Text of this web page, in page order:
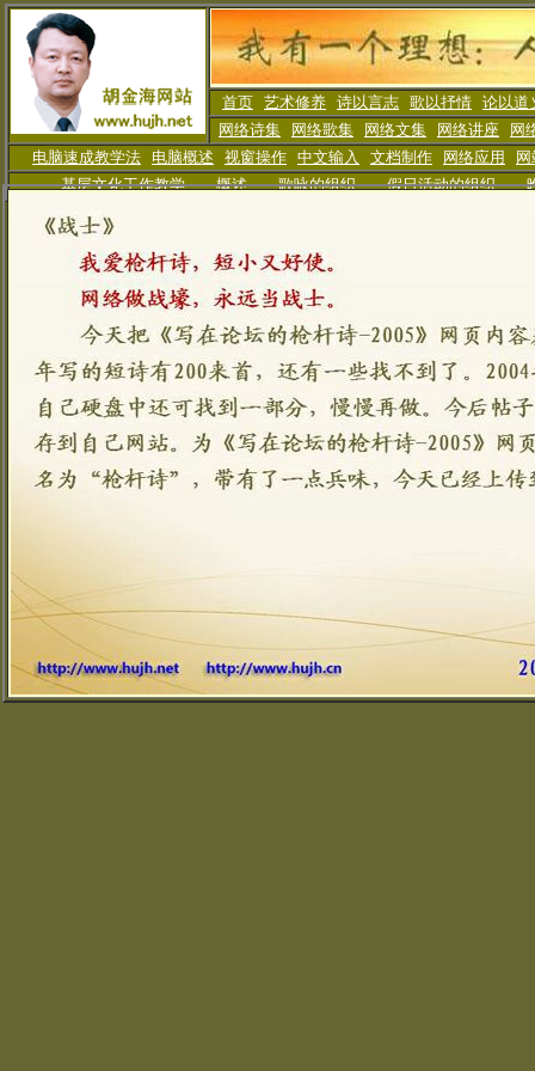
首页 艺术修养 诗以言志 歌以抒情 论以道
网络诗集
网络歌集 网络文集 网络讲座
网
电脑速成教学法
电脑概述 视窗操作 中文输入 文档制作 网络应用
基层文化工作教学
概述 歌咏的组织 假日活动的组织